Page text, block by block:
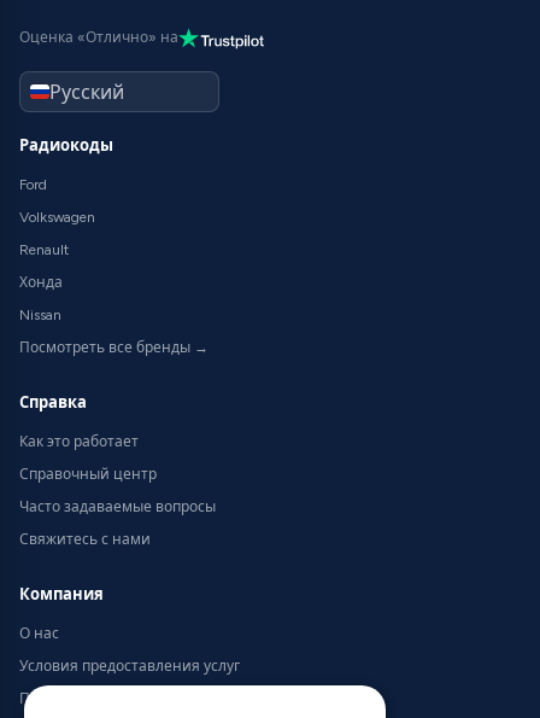
Оценка «Отлично» на
Радиокоды
Ford
Volkswagen
Renault
Хонда
Nissan
Посмотреть все бренды →
Справка
Как это работает
Справочный центр
Часто задаваемые вопросы
Свяжитесь с нами
Компания
О нас
Условия предоставления услуг
Политика конфиденциальности